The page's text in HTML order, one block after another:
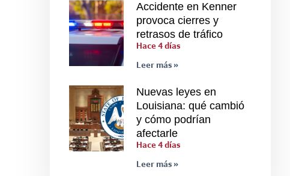
Accidente en Kenner
provoca cierres y
retrasos de tráfico
Hace 4 días
Leer más »
Nuevas leyes en
Louisiana: qué cambió
y cómo podrían
afectarle
Hace 4 días
Leer más »